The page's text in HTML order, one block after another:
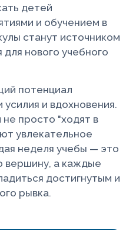
детей
и обучением в
станут источником
для нового учебного
потенциал
усилия и вдохновения.
просто "ходят в
увлекательное
неделя учебы — это
вершину, а каждые
достигнутым и
рывка.